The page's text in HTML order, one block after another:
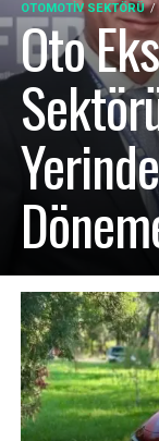
OTOMOTIV SEKTÖRÜ
Oto